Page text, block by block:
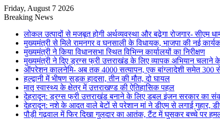
Friday, August 7 2026
Breaking News
लोकल उत्पादों से मजबूत होगी अर्थव्यवस्था और बढ़ेगा रोजगार- सीएम
मुख्यमंत्री से मिले रामनगर व घनसाली के विधायक, भाजपा की नई
मुख्यमंत्री ने किया विधानसभा स्थित विभिन्न कार्यालयों का निरीक्षण
मुख्यमंत्री ने दिए ड्रग्स फ्री उत्तराखंड के लिए व्यापक अभियान चलाने के
ऑपरेशन कालनेमि- अब तक 4000 सत्यापन, एक बांग्लादेशी समेत 300
हल्द्वानी में भीषण सड़क हादसा, तीन की मौत, दो घायल
मातृ स्वास्थ्य के क्षेत्र में उत्तराखण्ड की ऐतिहासिक पहल
देहरादून: ड्रग्स फ्री उत्तराखंड बनाने के लिए डबल इंजन सरकार का
देहरादून: नशे के आदत वाले बेटों से परेशान मां ने डीएम से लगाई गुहार,
पौड़ी गढ़वाल में फिर दिखा गुलदार का आतंक, टैंट में घुसकर बच्चे पर